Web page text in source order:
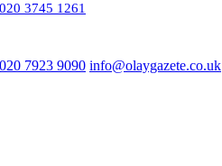
020 3745 1261
020 7923 9090 info@olaygazete.co.uk